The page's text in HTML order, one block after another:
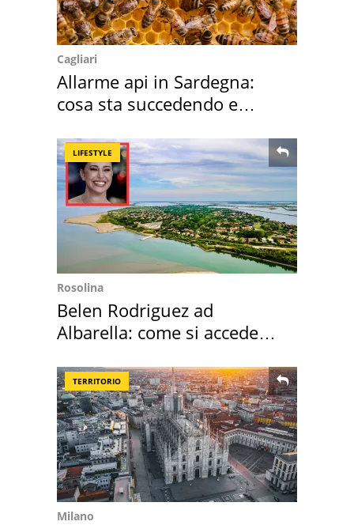
Cagliari
Allarme api in Sardegna:
cosa sta succedendo e
LIFESTYLE
Rosolina
Belen Rodriguez ad
Albarella: come si accede
TERRITORIO
Milano